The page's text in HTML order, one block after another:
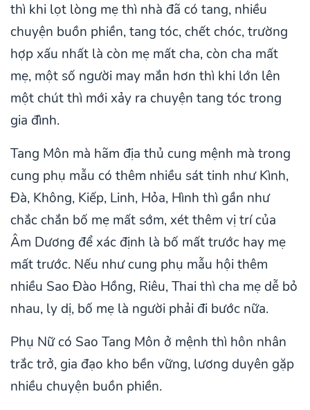
thì khi lọt lòng mẹ thì nhà đã có tang, nhiều
chuyện buồn phiền, tang tóc, chết chóc, trường
hợp xấu nhất là còn mẹ mất cha, còn cha mất
mẹ, một số người may mắn hơn thì khi lớn lên
một chút thì mới xảy ra chuyện tang tóc trong
gia đình.
Tang Môn mà hãm địa thủ cung mệnh mà trong
cung phụ mẫu có thêm nhiều sát tinh như Kình,
Đà, Không, Kiếp, Linh, Hỏa, Hình thì gần như
chắc chắn bố mẹ mất sớm, xét thêm vị trí của
Âm Dương để xác định là bố mất trước hay mẹ
mất trước. Nếu như cung phụ mẫu hội thêm
nhiều Sao Đào Hồng, Riêu, Thai thì cha mẹ dễ bỏ
nhau, ly dị, bố mẹ là người phải đi bước nữa.
Phụ Nữ có Sao Tang Môn ở mệnh thì hôn nhân
trắc trở, gia đạo kho bền vững, lương duyên gặp
nhiều chuyện buồn phiền.